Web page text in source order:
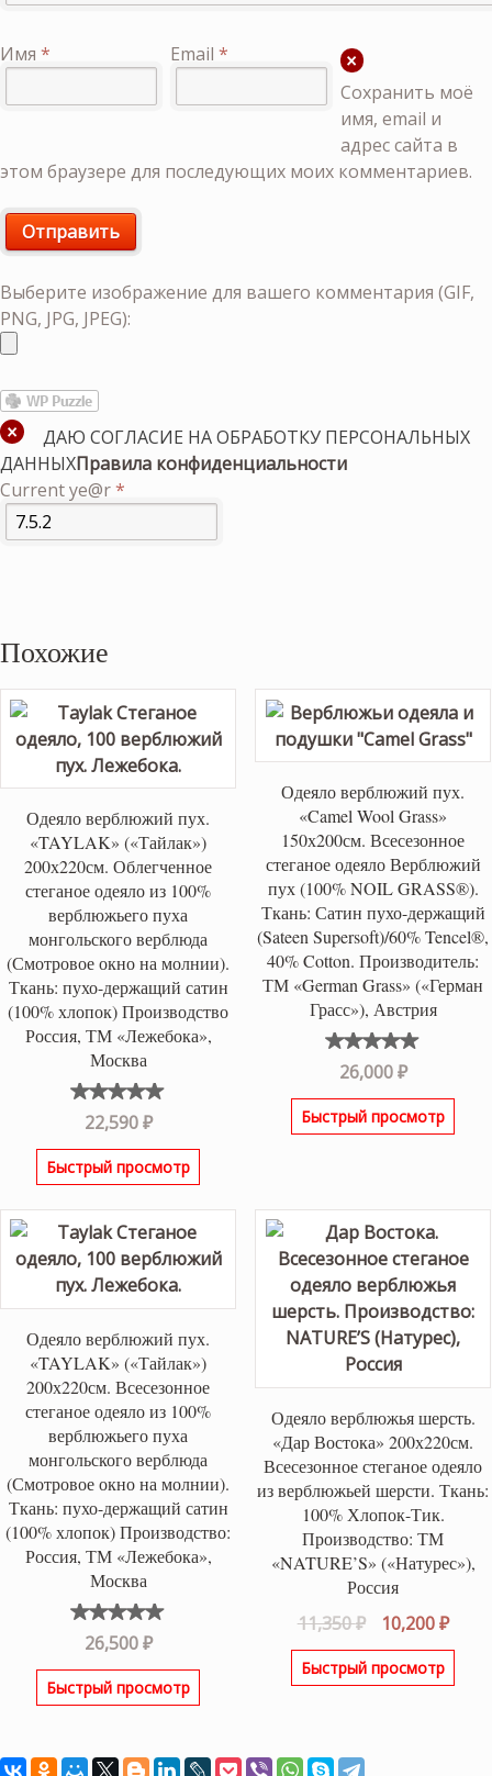
Имя * Email *
Сохранить моё
имя, email и
адрес сайта в
этом браузере для последующих моих комментариев.
Выберите изображение для вашего комментария (GIF,
PNG, JPG, JPEG):
ДАЮ СОГЛАСИЕ НА ОБРАБОТКУ ПЕРСОНАЛЬНЫХ
ДАННЫХПравила конфиденциальности
Current ye@r*
Похожие
Одеяло верблюжий пух.
«TAYLAK» («Тайлак»)
200х220см. Облегченное
стеганое одеяло из 100%
верблюжьего пуха
монгольского верблюда
(Смотровое окно на молнии).
Ткань: пухо-держащий сатин
(100% хлопок) Производство
Россия, ТМ «Лежебока»,
Москва
Оценка
5.00из
5
22,590₽
Быстрый просмотр
Одеяло верблюжий пух.
«Camel Wool Grass»
150х200см. Всесезонное
стеганое одеяло Верблюжий
пух (100% NOIL GRASS®).
Ткань: Сатин пухо-держащий
(Sateen Supersoft)/60% Tencel®,
40% Cotton. Производитель:
ТМ «German Grass» («Герман
Грасс»), Австрия
Оценка
5.00из
5
26,000₽
Быстрый просмотр
Одеяло верблюжий пух.
«TAYLAK» («Тайлак»)
200х220см. Всесезонное
стеганое одеяло из 100%
верблюжьего пуха
монгольского верблюда
(Смотровое окно на молнии).
Ткань: пухо-держащий сатин
(100% хлопок) Производство:
Россия, ТМ «Лежебока»,
Москва
Оценка
5.00из
5
26,500₽
Быстрый просмотр
Одеяло верблюжья шерсть.
«Дар Востока» 200х220см.
Всесезонное стеганое одеяло
из верблюжьей шерсти. Ткань:
100% Хлопок-Тик.
Производство: ТМ
«NATURE’S» («Натурес»),
Россия
11,350₽
цена
составляла
10,200₽
Быстрый просмотр